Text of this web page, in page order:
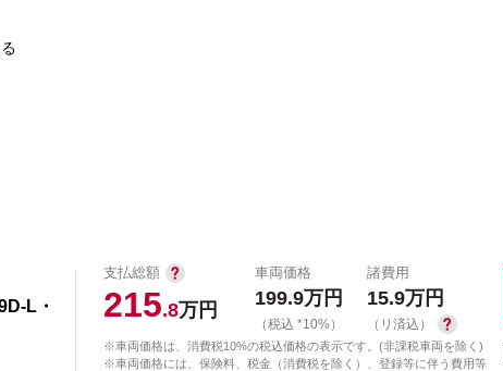
L・
支払総額
215.8万円
車両価格
199.9万円
（税込 *10%）
諸費用
15.9万円
（リ済込）
※車両価格は、消費税10%の税込価格の表示です。(非課税車両を除く)
※車両価格には、保険料、税金（消費税を除く）、登録等に伴う費用等